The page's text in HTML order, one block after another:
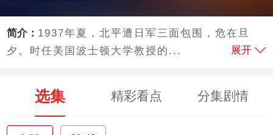
简介： 1937年夏，北平遭日军三面包围，危在旦
夕。时任美国波士顿大学教授的...
展开
选集 精彩看点 分集剧情